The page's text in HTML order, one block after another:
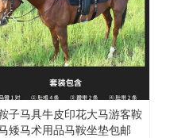
子马具牛皮印花大马游客鞍
矮马术用品马鞍坐垫包邮